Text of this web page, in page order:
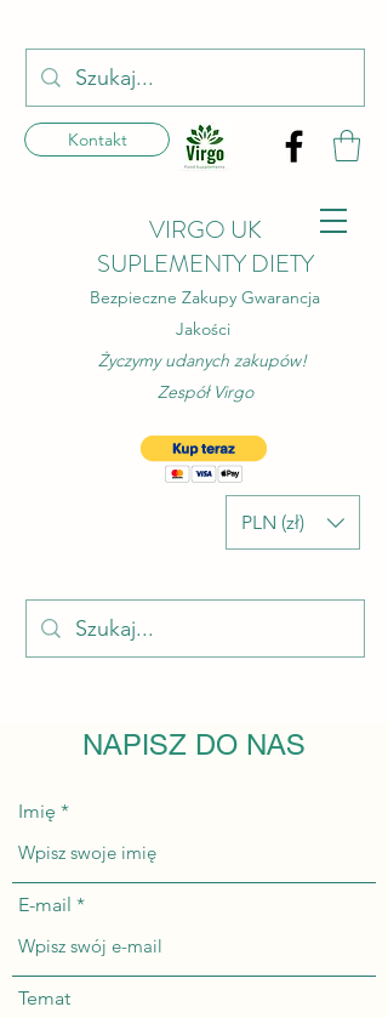
Kontakt
Bezpieczne Zakupy Gwarancja
Jakości
Życzymy udanych zakupów!
Zespół Virgo
PLN (zł)
VIRGO UK
SUPLEMENTY DIETY
NAPISZ DO NAS
Imię
E-mail
Temat